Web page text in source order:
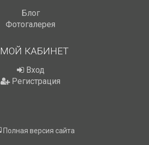
Блог
Фотогалерея
МОЙ КАБИНЕТ
Вход
Регистрация
Полная версия сайта